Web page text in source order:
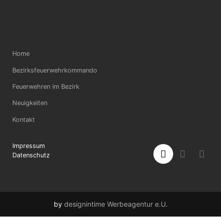
Home
Bezirksfeuerwehrkommando
Feuerwehren im Bezirk
Neuigkeiten
Kontakt
Impressum
Datenschutz
by designintime Werbeagentur e.U.